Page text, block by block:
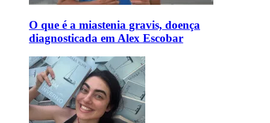
O que é a miastenia gravis, doença
diagnosticada em Alex Escobar